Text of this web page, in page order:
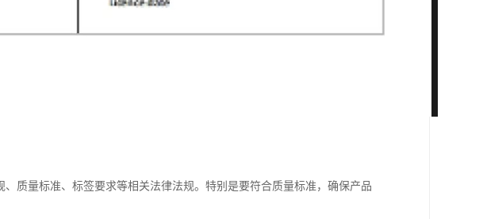
质量标准、标签要求等相关法律法规。特别是要符合质量标准，确保产品